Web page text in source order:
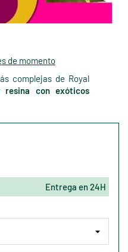
de momento
complejas de Royal
resina con exóticos
Entrega en 24H